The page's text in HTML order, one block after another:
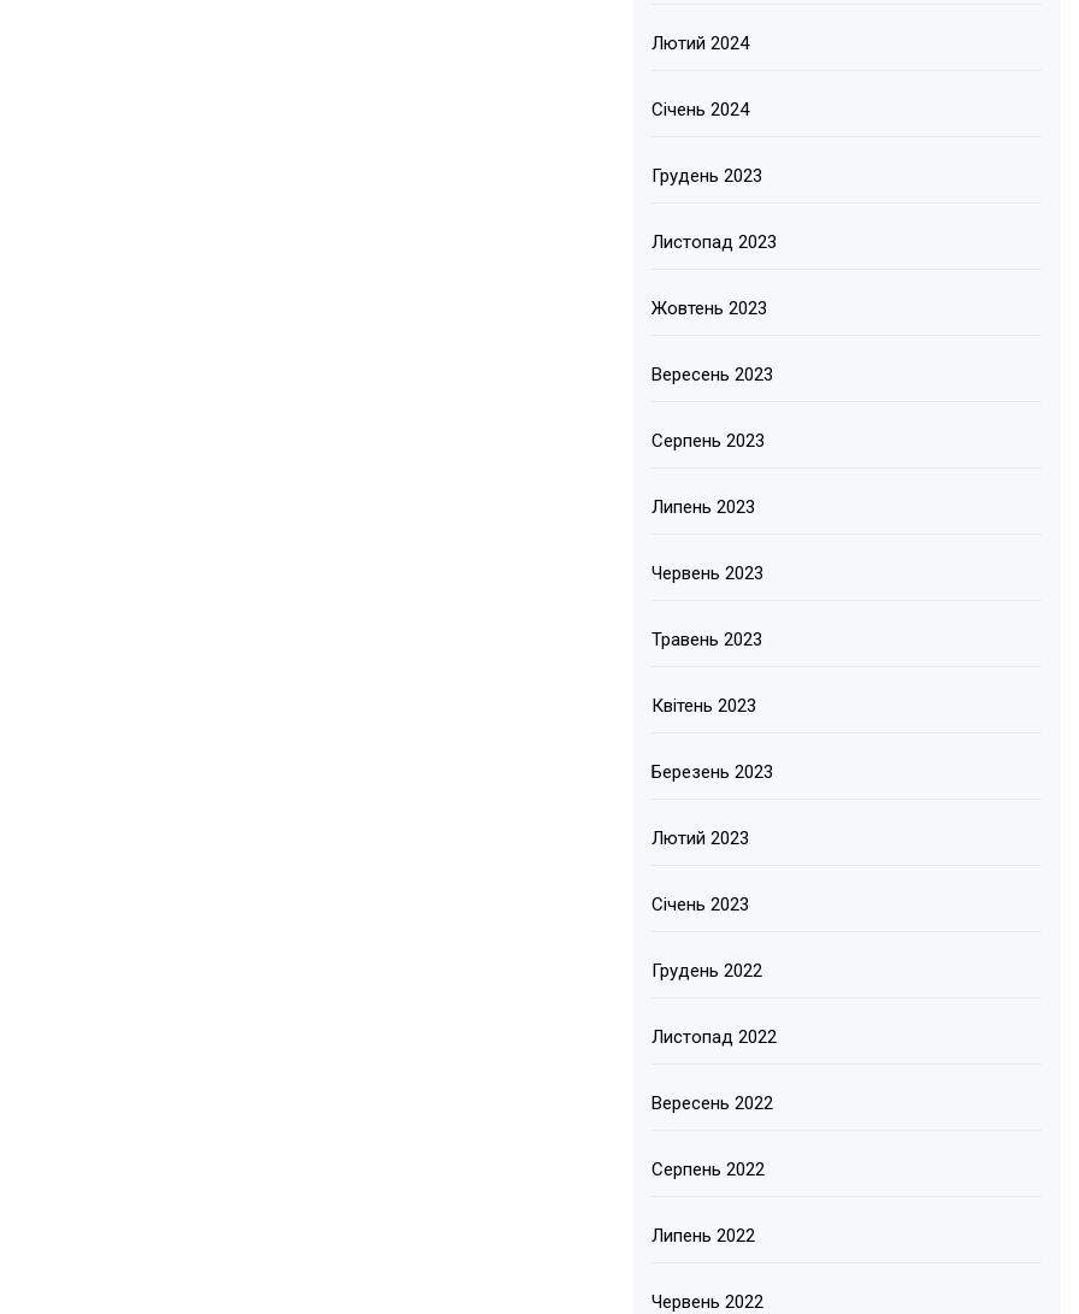
Лютий 2024
Січень 2024
Грудень 2023
Листопад 2023
Жовтень 2023
Вересень 2023
Серпень 2023
Липень 2023
Червень 2023
Травень 2023
Квітень 2023
Березень 2023
Лютий 2023
Січень 2023
Грудень 2022
Листопад 2022
Вересень 2022
Серпень 2022
Липень 2022
Червень 2022